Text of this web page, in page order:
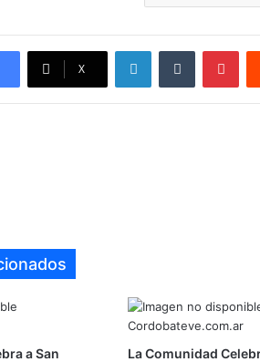
X
LinkedInTumblr
a San La Comunidad